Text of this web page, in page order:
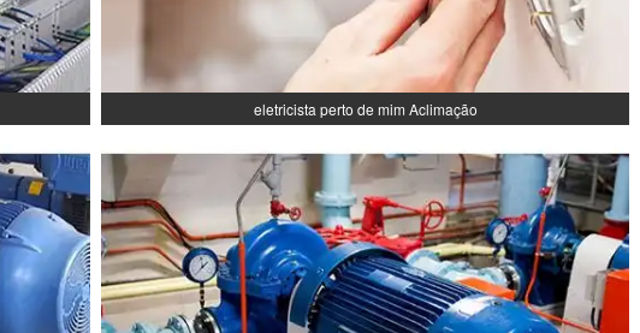
eletricista perto de mim Aclimação